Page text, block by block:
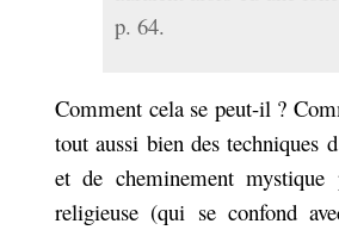
p. 64.
Comment cela se peut-il ?
tout aussi bien des techniques
et de cheminement
religieuse (qui se confond